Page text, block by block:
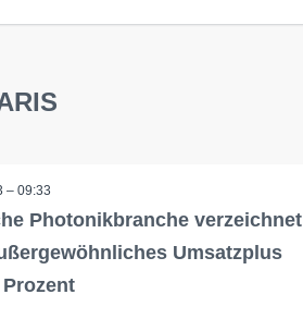
– 09:33
Photonikbranche verzeichnet
Umsatzplus